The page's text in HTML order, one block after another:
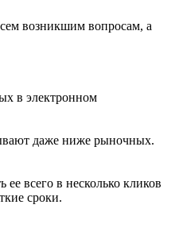
возникшим вопросам, а
в электронном
даже ниже рыночных.
всего в несколько кликов
сроки.